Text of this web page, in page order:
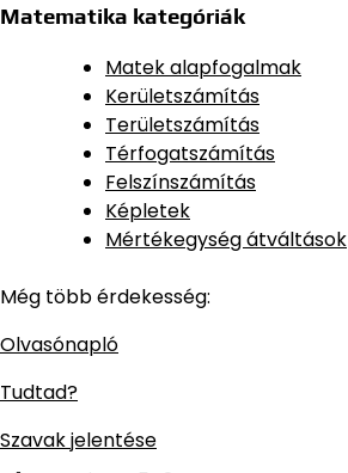
Matematika kategóriák
Matek alapfogalmak
Kerületszámítás
Területszámítás
Térfogatszámítás
Felszínszámítás
Képletek
Mértékegység átváltások
Még több érdekesség:
Olvasónapló
Tudtad?
Szavak jelentése